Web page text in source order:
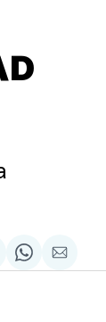
Share
on
via